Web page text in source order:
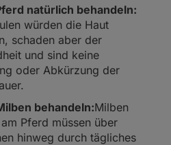
natürlich behandeln:
würden die Haut
schaden aber der
und sind keine
oder Abkürzung der
behandeln:Milben
Pferd müssen über
hinweg durch tägliches